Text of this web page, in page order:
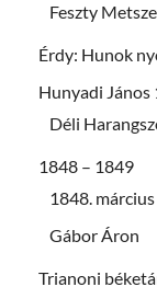
Feszty
Érdy: Hunok
Hunyadi János
Déli
1848 – 1849
1848.
Gábor Áron
Trianoni